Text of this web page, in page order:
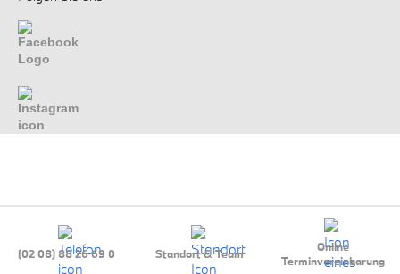
(02 08) 88 26 69 0 Standort & Team
Online
Terminvereinbarung